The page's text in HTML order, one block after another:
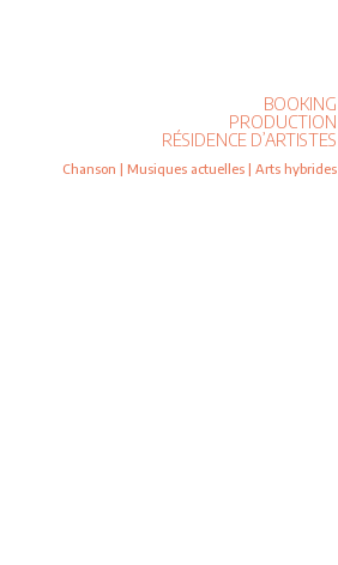
BOOKING
PRODUCTION
RÉSIDENCE D’ARTISTES
Chanson | Musiques actuelles | Arts hybrides